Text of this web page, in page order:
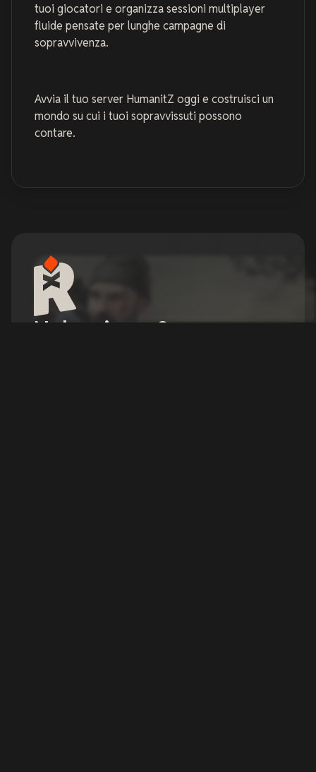
tuoi giocatori e organizza sessioni multiplayer
fluide pensate per lunghe campagne di
sopravvivenza.
Avvia il tuo server HumanitZ oggi e costruisci un
mondo su cui i tuoi sopravvissuti possono
contare.
Noleggia un Server